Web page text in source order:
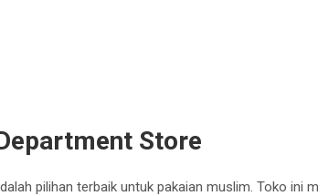
Store
pilihan terbaik untuk pakaian muslim. Toko ini